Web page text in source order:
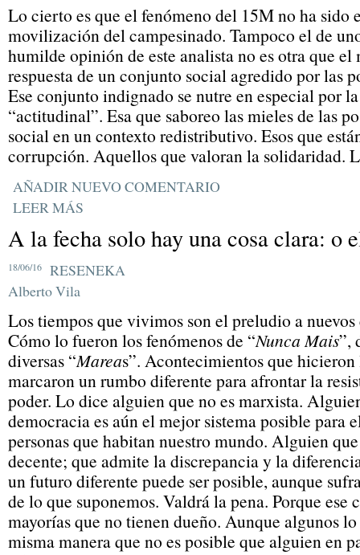
Lo cierto es que el fenómeno del 15M no ha sido
movilización del campesinado. Tampoco el de
humilde opinión de este analista no es otra que el
respuesta de un conjunto social agredido por las
Ese conjunto indignado se nutre en especial por
“actitudinal”. Esa que saboreo las mieles de las
social en un contexto redistributivo. Esos que
corrupción. Aquellos que valoran la solidaridad.
AÑADIR NUEVO COMENTARIO
LEER MÁS
A la fecha solo hay una cosa clara: o
18/06/16
RESENEKA
Alberto Vila
Los tiempos que vivimos son el preludio a
Cómo lo fueron los fenómenos de “Nunca Mais”,
diversas “Mareas”. Acontecimientos que
marcaron un rumbo diferente para afrontar la
poder. Lo dice alguien que no es marxista.
democracia es aún el mejor sistema posible para
personas que habitan nuestro mundo. Alguien
decente; que admite la discrepancia y la
un futuro diferente puede ser posible, aunque
de lo que suponemos. Valdrá la pena. Porque ese
mayorías que no tienen dueño. Aunque algunos
misma manera que no es posible que alguien en